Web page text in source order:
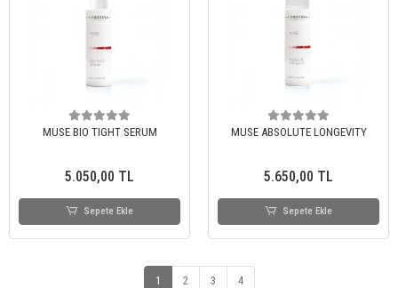
MUSE BIO TIGHT SERUM
5.050,00 TL
Sepete Ekle
MUSE ABSOLUTE LONGEVITY
5.650,00 TL
Sepete Ekle
1 2 3 4